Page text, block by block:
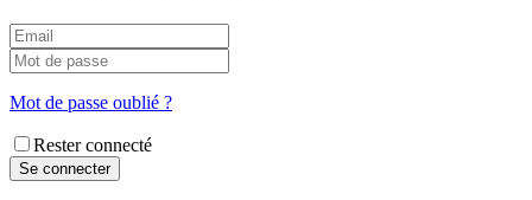
Mot de passe oublié ?
Rester connecté